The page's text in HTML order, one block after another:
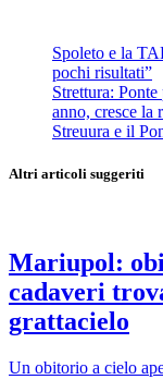
Spoleto e la
pochi risultati”
Strettura:
anno, cresce la
Streuura e il
Altri articoli suggeriti
Mariupol:
cadaveri
grattacielo
Un obitorio a cielo